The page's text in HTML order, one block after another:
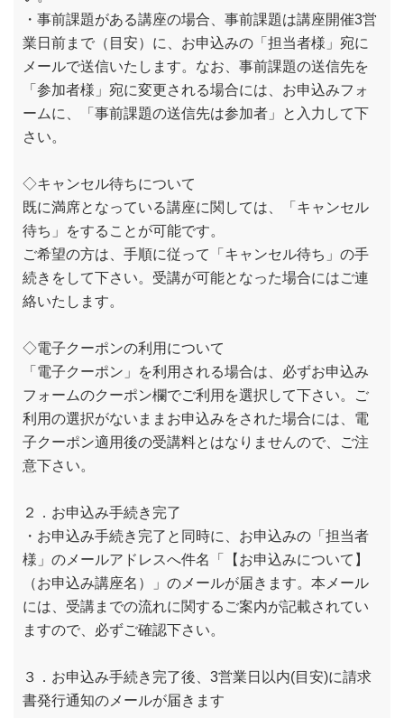
・事前課題がある講座の場合、事前課題は講座開催3営
業日前まで（目安）に、お申込みの「担当者様」宛に
メールで送信いたします。なお、事前課題の送信先を
「参加者様」宛に変更される場合には、お申込みフォ
ームに、「事前課題の送信先は参加者」と入力して下
さい。
◇キャンセル待ちについて
既に満席となっている講座に関しては、「キャンセル
待ち」をすることが可能です。
ご希望の方は、手順に従って「キャンセル待ち」の手
続きをして下さい。受講が可能となった場合にはご連
絡いたします。
◇電子クーポンの利用について
「電子クーポン」を利用される場合は、必ずお申込み
フォームのクーポン欄でご利用を選択して下さい。ご
利用の選択がないままお申込みをされた場合には、電
子クーポン適用後の受講料とはなりませんので、ご注
意下さい。
２．お申込み手続き完了
・お申込み手続き完了と同時に、お申込みの「担当者
様」のメールアドレスへ件名「【お申込みについて】
（お申込み講座名）」のメールが届きます。本メール
には、受講までの流れに関するご案内が記載されてい
ますので、必ずご確認下さい。
３．お申込み手続き完了後、3営業日以内(目安)に請求
書発行通知のメールが届きます